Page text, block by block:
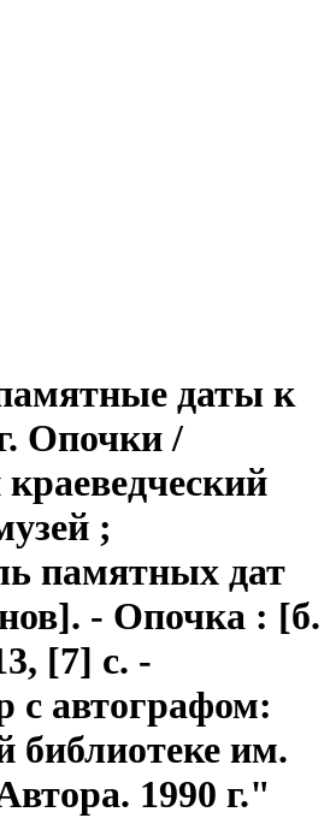
даты к
Опочки/
;
памятных дат
- Опочка : [б.
[7] с. -
с автографом:
библиотеке им.
1990 г."